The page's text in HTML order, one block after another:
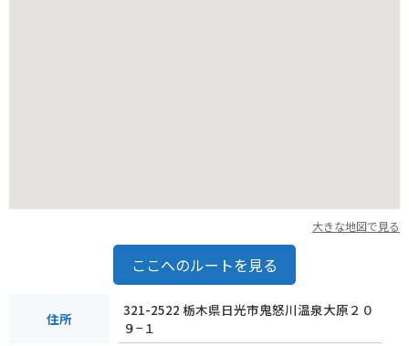
大きな地図で見る
ここへのルートを見る
住所
321-2522 栃木県日光市鬼怒川温泉大原２０
９−１